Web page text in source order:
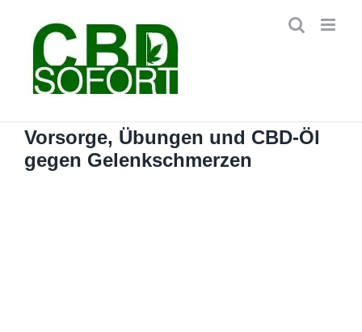
springen
Vorsorge, Übungen und CBD-Öl
gegen Gelenkschmerzen